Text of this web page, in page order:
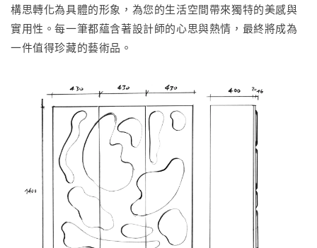
構思轉化為具體的形象，為您的生活空間帶來獨特的美感與
實用性。每一筆都蘊含著設計師的心思與熱情，最終將成為
一件值得珍藏的藝術品。